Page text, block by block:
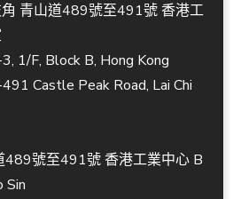
青山道489號至491號 香港工
1/F, Block B, Hong Kong
Castle Peak Road, Lai Chi
489號至491號 香港工業中心 B
Sin